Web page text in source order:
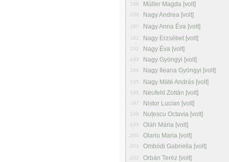
188 Müller Magda [volt]
189 Nagy Andrea [volt]
190 Nagy Anna Éva [volt]
191 Nagy Erzsébet [volt]
192 Nagy Éva [volt]
193 Nagy Gyöngyi [volt]
194 Nagy Ileana Gyöngyi [volt]
195 Nagy Máté András [volt]
196 Neufeld Zoltán [volt]
197 Nistor Lucian [volt]
198 Nuțescu Octavia [volt]
199 Oláh Mária [volt]
200 Olariu Maria [volt]
201 Ombódi Gabriella [volt]
202 Orbán Teréz [volt]